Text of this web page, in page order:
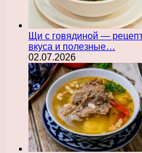
Щи с говядиной —
вкуса и полезные…
02.07.2026